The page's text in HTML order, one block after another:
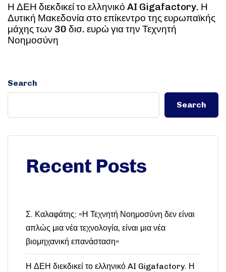
Η ΔΕΗ διεκδικεί το ελληνικό AI Gigafactory. Η
Δυτική Μακεδονία στο επίκεντρο της ευρωπαϊκής
μάχης των 30 δισ. ευρώ για την Τεχνητή
Νοημοσύνη
Search
Search
Recent Posts
Σ. Καλαφάτης: «Η Τεχνητή Νοημοσύνη δεν είναι
απλώς μια νέα τεχνολογία, είναι μια νέα
βιομηχανική επανάσταση»
Η ΔΕΗ διεκδικεί το ελληνικό AI Gigafactory. Η